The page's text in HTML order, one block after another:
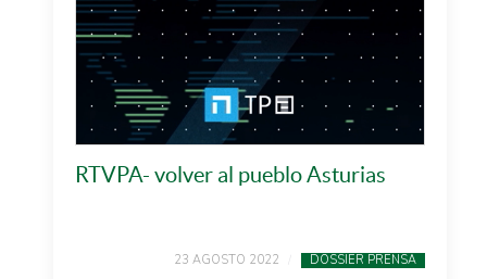
RTVPA- volver al pueblo Asturias
23 AGOSTO 2022 DOSSIER PRENSA